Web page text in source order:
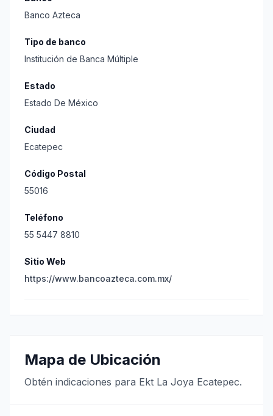
Banco Azteca
Tipo de banco
Institución de Banca Múltiple
Estado
Estado De México
Ciudad
Ecatepec
Código Postal
55016
Teléfono
55 5447 8810
Sitio Web
https://www.bancoazteca.com.mx/
Mapa de Ubicación
Obtén indicaciones para Ekt La Joya Ecatepec.